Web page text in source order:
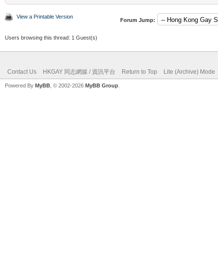
View a Printable Version
Forum Jump:
Users browsing this thread: 1 Guest(s)
Contact Us HKGAY 同志網媒 / 資訊平台 Return to Top Lite (Archive) Mode
Powered By MyBB , © 2002-2026 MyBB Group